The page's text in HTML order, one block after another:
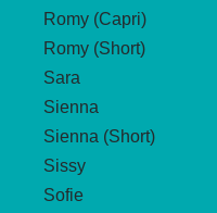
Romy (Capri)
Romy (Short)
Sara
Sienna
Sienna (Short)
Sissy
Sofie